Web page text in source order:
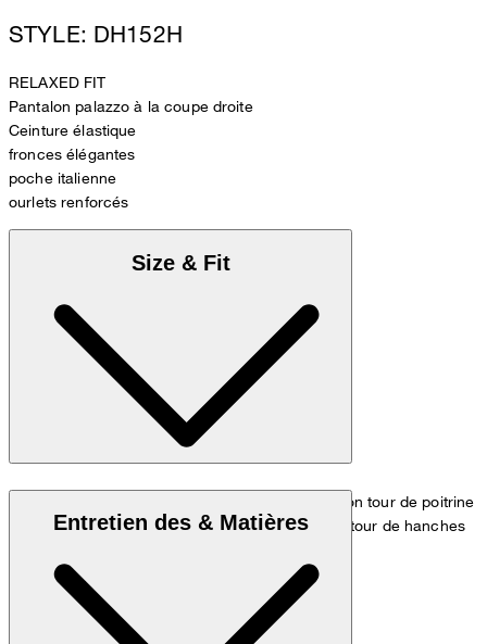
STYLE: DH152H
RELAXED FIT
Pantalon palazzo à la coupe droite
Ceinture élastique
fronces élégantes
poche italienne
ourlets renforcés
Size & Fit
Le modèle porte la taille 36 et mesure 1,80 m, son tour de poitrine
est de 83 cm, son tour de taille de 60 cm et son tour de hanches
Tableau des mesures
Entretien des & Matières